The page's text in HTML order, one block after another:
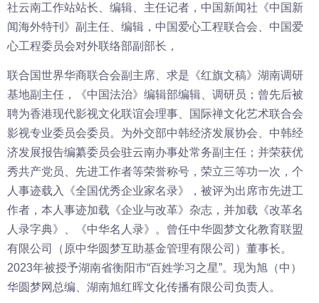
社云南工作站站长、编辑、主任记者，中国新闻社《中国新
闻海外特刊》副主任、编辑，中国爱心工程联合会、中国爱
心工程委员会对外联络部副部长，
联合国世界华商联合会副主席、求是《红旗文稿》湖南调研
基地副主任，《中国法治》编辑部编辑、调研员；曾先后被
聘为香港现代影视文化联谊会理事、国际禅文化艺术联合会
影视专业委员会委员。为外交部中韩经济发展协会、中韩经
济发展报告编纂委员会驻云南办事处常务副主任；并荣获优
秀共产党员、先进工作者等荣誉称号，荣立三等功一次，个
人事迹载入《全国优秀企业家名录》，被评为出席市先进工
作者，本人事迹加载《企业与改革》杂志，并加载《改革名
人录字典》、《中华名人录》。曾任中华圆梦文化教育联盟
有限公司（原中华圆梦互助基金管理有限公司）董事长。
2023年被授予湖南省衡阳市“百姓学习之星”。现为旭（中）
华圆梦网总编、湖南旭红晖文化传播有限公司负责人。